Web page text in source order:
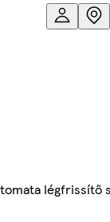
légfrissítő